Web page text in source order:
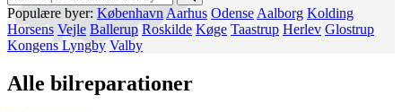
Populære byer: København Aarhus Odense Aalborg Kolding
Horsens Vejle Ballerup Roskilde Køge Taastrup Herlev Glostrup
Kongens Lyngby Valby
Alle bilreparationer